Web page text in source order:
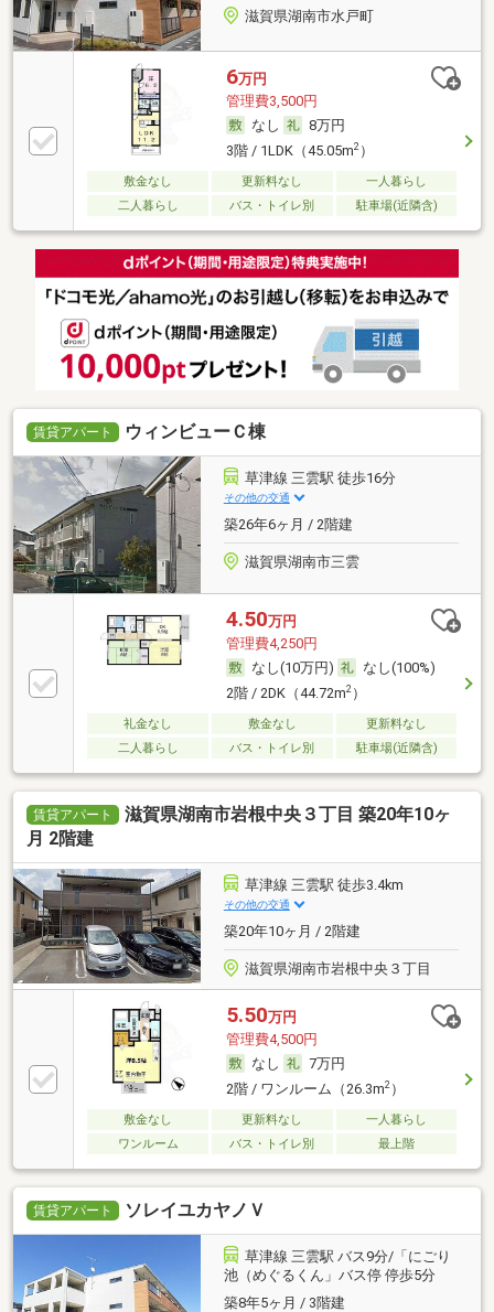
滋賀県湖南市水戸町
6万円
管理費3,500円
なし
8万円
3階 / 1LDK（45.05m2）
敷金なし 更新料なし
一人暮らし
二人暮らし
バス・トイレ別 駐車場(近隣含)
賃貸アパート ウィンビューＣ棟
草津線 三雲駅 徒歩16分
その他の交通
築26年6ヶ月 / 2階建
滋賀県湖南市三雲
4.50万円
管理費4,250円
なし(10万円)
なし(100%)
2階 / 2DK（44.72m2）
礼金なし 敷金なし
更新料なし
二人暮らし
バス・トイレ別 駐車場(近隣含)
賃貸アパート
滋賀県湖南市岩根中央３丁目 築20年10ヶ
月 2階建
草津線 三雲駅 徒歩3.4km
その他の交通
築20年10ヶ月 / 2階建
滋賀県湖南市岩根中央３丁目
5.50万円
管理費4,500円
なし
7万円
2階 / ワンルーム（26.3m2）
敷金なし 更新料なし
一人暮らし
ワンルーム
バス・トイレ別 最上階
賃貸アパート ソレイユカヤノＶ
草津線 三雲駅 バス9分/「にごり
池（めぐるくん」バス停 停歩5分
築8年5ヶ月 / 3階建